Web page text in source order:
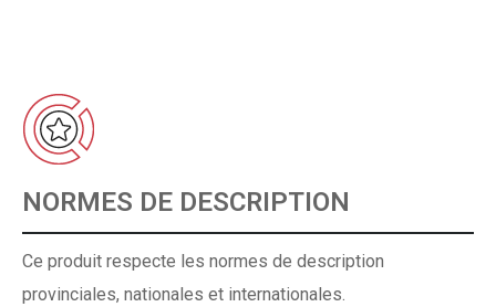
NORMES DE DESCRIPTION
Ce produit respecte les normes de description
provinciales, nationales et internationales.